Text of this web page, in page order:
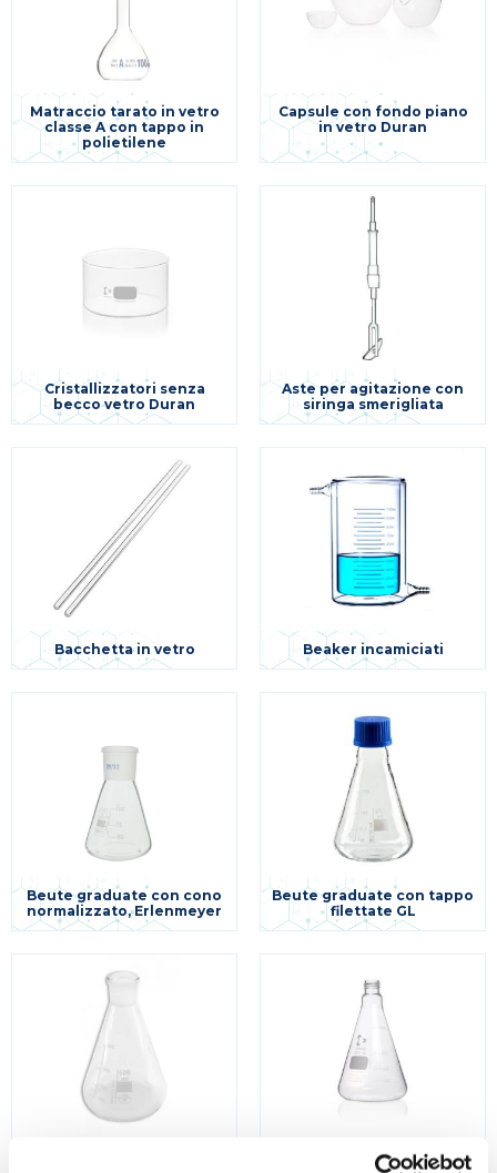
Matraccio tarato in vetro
classe A con tappo in
polietilene
Capsule con fondo piano
in vetro Duran
Cristallizzatori senza
becco vetro Duran
Aste per agitazione con
siringa smerigliata
Bacchetta in vetro Beaker incamiciati
Beute graduate con cono
normalizzato, Erlenmeyer
Beute graduate con tappo
filettate GL
Beute graduate senza